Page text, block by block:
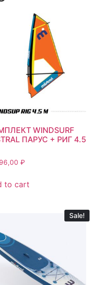
WINDSURF
ПАРУС + РИГ 4.5
₽
to cart
Sale!